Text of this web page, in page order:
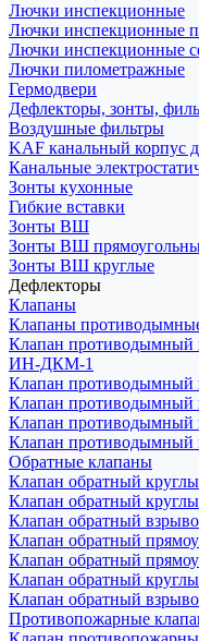
Лючки инспекционные
Лючки инспекционные
Лючки инспекционные
Лючки пилометражные
Гермодвери
Дефлекторы, зонты,
Воздушные фильтры
KAF канальный корпус
Канальные
Зонты кухонные
Гибкие вставки
Зонты ВШ
Зонты ВШ
Зонты ВШ круглые
Дефлекторы
Клапаны
Клапаны
Клапан противодымный
ИН-ДКМ-1
Клапан противодымный
Клапан
Клапан
Клапан противодымный
Обратные клапаны
Клапан обратный
Клапан обратный
Клапан обратный
Клапан обратный
Клапан обратный
Клапан обратный
Клапан обратный
Противопожарные